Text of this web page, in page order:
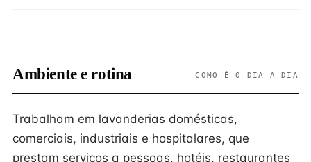
Ambiente e rotina COMO É O DIA A DIA
Trabalham em lavanderias domésticas,
comerciais, industriais e hospitalares, que
prestam serviços a pessoas, hotéis, restaurantes